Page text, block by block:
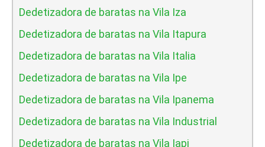
Dedetizadora de baratas na Vila Iza
Dedetizadora de baratas na Vila Itapura
Dedetizadora de baratas na Vila Italia
Dedetizadora de baratas na Vila Ipe
Dedetizadora de baratas na Vila Ipanema
Dedetizadora de baratas na Vila Industrial
Dedetizadora de baratas na Vila Iapi